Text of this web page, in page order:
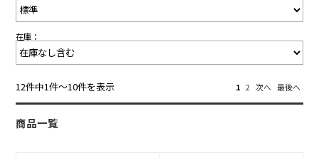
在庫：
12件中1件〜10件を表示 1 2 次へ 最後へ
商品一覧